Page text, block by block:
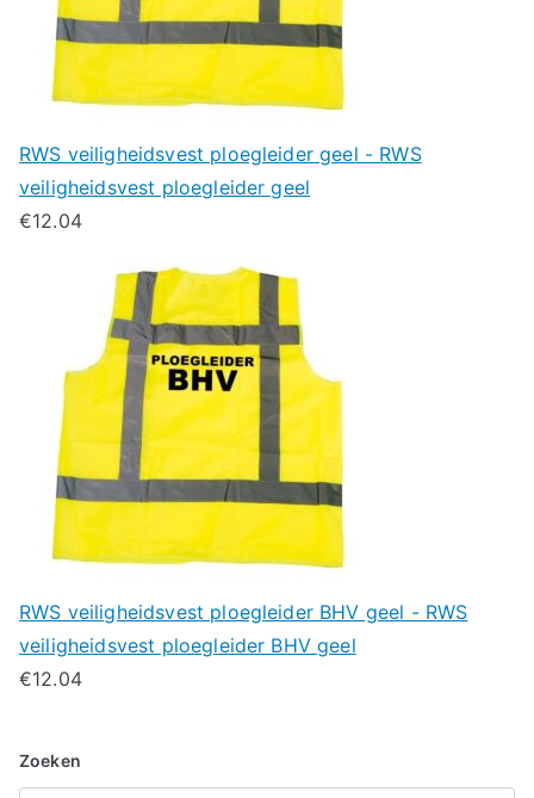
RWS veiligheidsvest ploegleider geel - RWS
veiligheidsvest ploegleider geel
€12.04
RWS veiligheidsvest ploegleider BHV geel - RWS
veiligheidsvest ploegleider BHV geel
€12.04
Zoeken